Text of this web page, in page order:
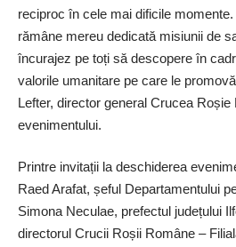
reciproc în cele mai dificile
rămâne mereu dedicată misiunii de
încurajez pe toți să descopere în
valorile umanitare pe care le
Lefter, director general Crucea Roșie
evenimentului.
Printre invitații la deschiderea
Raed Arafat, șeful Departamentului
Simona Neculae, prefectul județului
directorul Crucii Roșii Române –